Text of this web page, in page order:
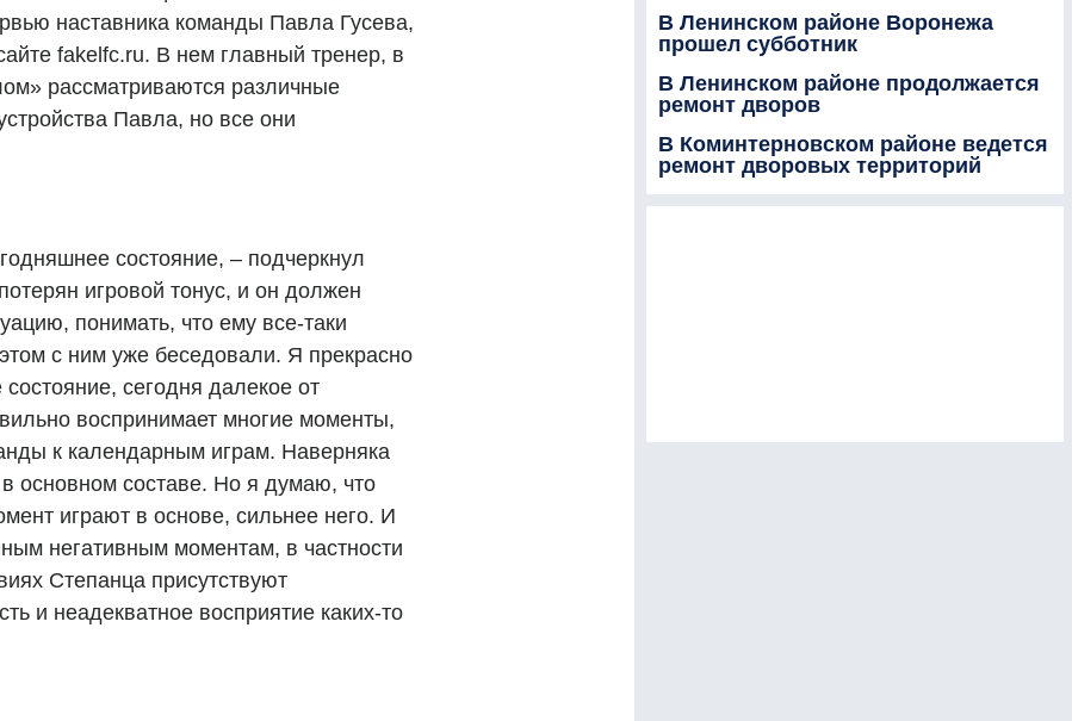
наставника команды Павла Гусева,
fakelfc.ru. В нем главный тренер, в
рассматриваются различные
Павла, но все они
состояние, – подчеркнул
игровой тонус, и он должен
понимать, что ему все-таки
с ним уже беседовали. Я прекрасно
сегодня далекое от
воспринимает многие моменты,
к календарным играм. Наверняка
в основном составе. Но я думаю, что
играют в основе, сильнее него. И
негативным моментам, в частности
Степанца присутствуют
и неадекватное восприятие каких-то
В Ленинском районе Воронежа
прошел субботник
В Ленинском районе продолжается
ремонт дворов
В Коминтерновском районе ведется
ремонт дворовых территорий